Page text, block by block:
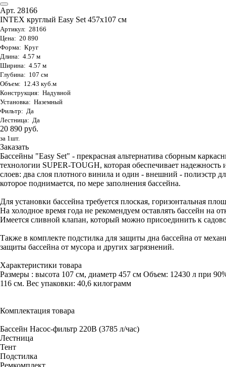
Арт. 28166
INTEX круглый Easy Set 457х107 см
Артикул: 28166
Цена: 20 890
Форма: Круг
Длина: 4.57 м
Ширина: 4.57 м
Глубина: 107 см
Объем: 12.43 куб.м
Конструкция: Надувной
Установка: Наземный
Фильтр: Да
Лестница: Да
20 890 руб.
за 1шт.
Заказать
Бассейны "Easy Set" - прекрасная альтернатива сборным
технологии SUPER-TOUGH, которая обеспечивает
слоев: два слоя плотного винила и один - внешний - полиэстр
которое поднимается, по мере заполнения бассейна.
Для установки бассейна требуется плоская, горизонтальная
На холодное время года не рекомендуем оставлять бассейн на
Имеется сливной клапан, который можно присоединить к
Также в комплекте подстилка для защиты дна бассейна от
защиты бассейна от мусора и других загрязнений.
Характеристики товара
Размеры : высота 107 см, диаметр 457 см Объем: 12430 л при
116 см. Вес упаковки: 40,6 килограмм
Комплектация товара
Бассейн Насос-фильтр 220В (3785 л/час)
Лестница
Тент
Подстилка
Ремкомплект